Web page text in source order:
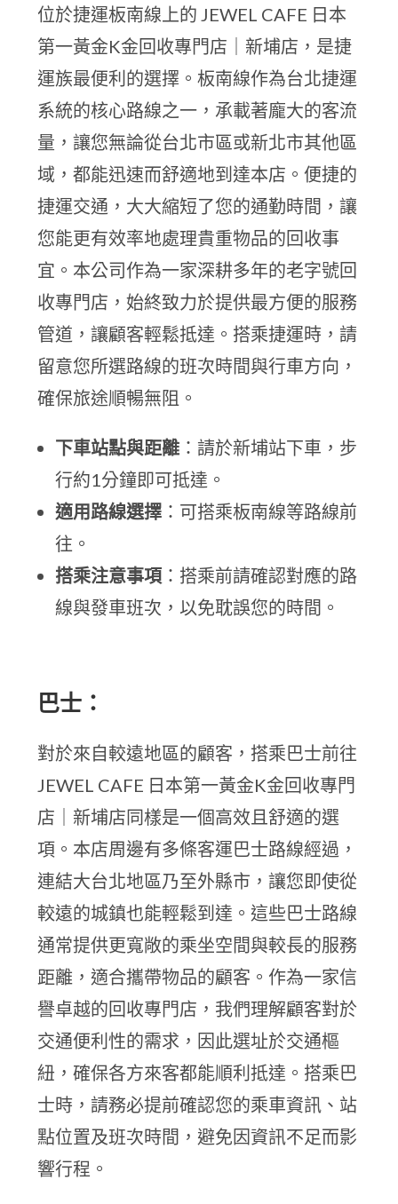
位於捷運板南線上的 JEWEL CAFE 日本
第一黃金K金回收專門店｜新埔店，是捷
運族最便利的選擇。板南線作為台北捷運
系統的核心路線之一，承載著龐大的客流
量，讓您無論從台北市區或新北市其他區
域，都能迅速而舒適地到達本店。便捷的
捷運交通，大大縮短了您的通勤時間，讓
您能更有效率地處理貴重物品的回收事
宜。本公司作為一家深耕多年的老字號回
收專門店，始終致力於提供最方便的服務
管道，讓顧客輕鬆抵達。搭乘捷運時，請
留意您所選路線的班次時間與行車方向，
確保旅途順暢無阻。
下車站點與距離 ：請於新埔站下車，步
行約1分鐘即可抵達。
適用路線選擇 ：可搭乘板南線等路線前
往。
搭乘注意事項 ：搭乘前請確認對應的路
線與發車班次，以免耽誤您的時間。
巴士：
對於來自較遠地區的顧客，搭乘巴士前往
JEWEL CAFE 日本第一黃金K金回收專門
店｜新埔店同樣是一個高效且舒適的選
項。本店周邊有多條客運巴士路線經過，
連結大台北地區乃至外縣市，讓您即使從
較遠的城鎮也能輕鬆到達。這些巴士路線
通常提供更寬敞的乘坐空間與較長的服務
距離，適合攜帶物品的顧客。作為一家信
譽卓越的回收專門店，我們理解顧客對於
交通便利性的需求，因此選址於交通樞
紐，確保各方來客都能順利抵達。搭乘巴
士時，請務必提前確認您的乘車資訊、站
點位置及班次時間，避免因資訊不足而影
響行程。